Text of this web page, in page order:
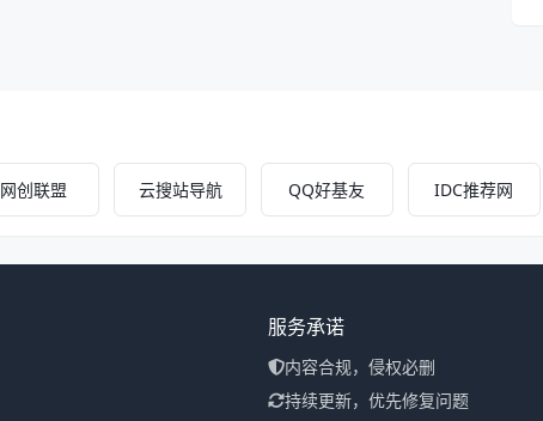
网创联盟 云搜站导航 QQ好基友 IDC推荐网
服务承诺
内容合规，侵权必删
持续更新，优先修复问题